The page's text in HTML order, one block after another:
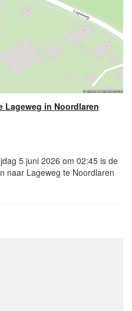
Lageweg in Noordlaren
5 juni 2026 om 02:45 is de
naar Lageweg te Noordlaren